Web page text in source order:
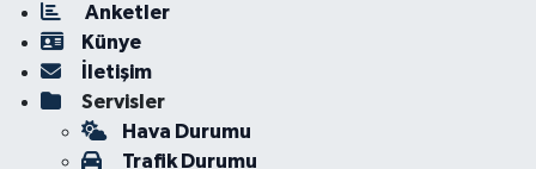
Anketler
Künye
İletişim
Servisler
Hava Durumu
Trafik Durumu